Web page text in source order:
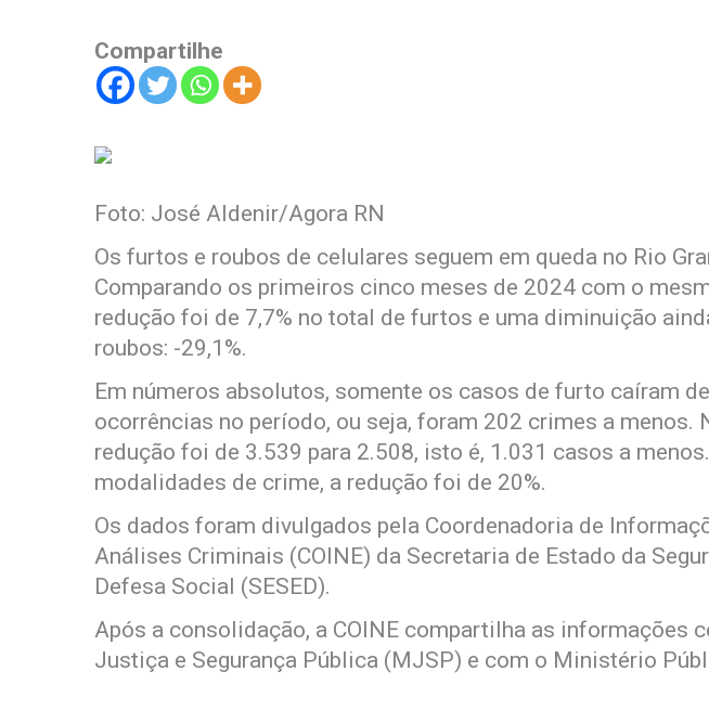
Compartilhe
Foto: José Aldenir/Agora RN
Os furtos e roubos de celulares seguem em queda no Rio
Comparando os primeiros cinco meses de 2024 com o
redução foi de 7,7% no total de furtos e uma diminuição
roubos: -29,1%.
Em números absolutos, somente os casos de furto caíram
ocorrências no período, ou seja, foram 202 crimes a menos.
redução foi de 3.539 para 2.508, isto é, 1.031 casos a
modalidades de crime, a redução foi de 20%.
Os dados foram divulgados pela Coordenadoria de
Análises Criminais (COINE) da Secretaria de Estado da
Defesa Social (SESED).
Após a consolidação, a COINE compartilha as informações
Justiça e Segurança Pública (MJSP) e com o Ministério